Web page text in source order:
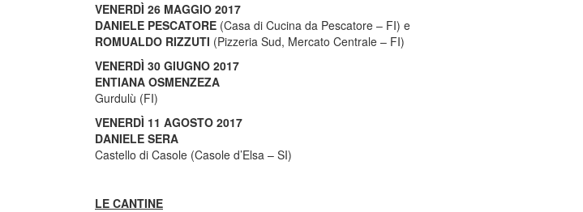
VENERDÌ 26 MAGGIO 2017
DANIELE PESCATORE (Casa di Cucina da Pescatore – FI) e
ROMUALDO RIZZUTI (Pizzeria Sud, Mercato Centrale – FI)
VENERDÌ 30 GIUGNO 2017
ENTIANA OSMENZEZA
Gurdulù (FI)
VENERDÌ 11 AGOSTO 2017
DANIELE SERA
Castello di Casole (Casole d’Elsa – SI)
LE CANTINE